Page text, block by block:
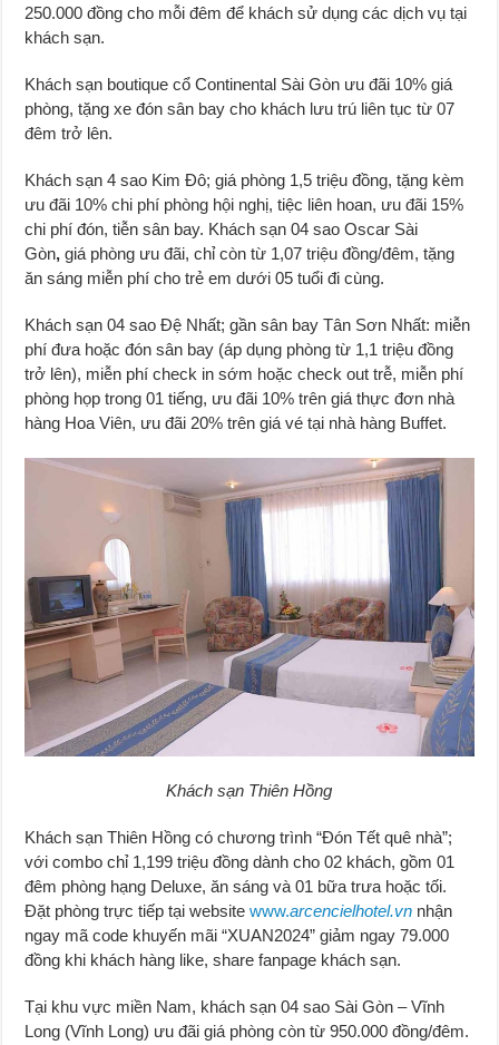
250.000 đồng cho mỗi đêm để khách sử dụng các dịch vụ tại
khách sạn.
Khách sạn boutique cổ Continental Sài Gòn ưu đãi 10% giá
phòng, tặng xe đón sân bay cho khách lưu trú liên tục từ 07
đêm trở lên.
Khách sạn 4 sao Kim Đô; giá phòng 1,5 triệu đồng, tặng kèm
ưu đãi 10% chi phí phòng hội nghị, tiệc liên hoan, ưu đãi 15%
chi phí đón, tiễn sân bay. Khách sạn 04 sao Oscar Sài
Gòn, giá phòng ưu đãi, chỉ còn từ 1,07 triệu đồng/đêm, tặng
ăn sáng miễn phí cho trẻ em dưới 05 tuổi đi cùng.
Khách sạn 04 sao Đệ Nhất; gần sân bay Tân Sơn Nhất: miễn
phí đưa hoặc đón sân bay (áp dụng phòng từ 1,1 triệu đồng
trở lên), miễn phí check in sớm hoặc check out trễ, miễn phí
phòng họp trong 01 tiếng, ưu đãi 10% trên giá thực đơn nhà
hàng Hoa Viên, ưu đãi 20% trên giá vé tại nhà hàng Buffet.
Khách sạn Thiên Hồng
Khách sạn Thiên Hồng có chương trình “Đón Tết quê nhà”;
với combo chỉ 1,199 triệu đồng dành cho 02 khách, gồm 01
đêm phòng hạng Deluxe, ăn sáng và 01 bữa trưa hoặc tối.
Đặt phòng trực tiếp tại websitewww.arcencielhotel.vn nhận
ngay mã code khuyến mãi “XUAN2024” giảm ngay 79.000
đồng khi khách hàng like, share fanpage khách sạn.
Tại khu vực miền Nam, khách sạn 04 sao Sài Gòn – Vĩnh
Long (Vĩnh Long) ưu đãi giá phòng còn từ 950.000 đồng/đêm.